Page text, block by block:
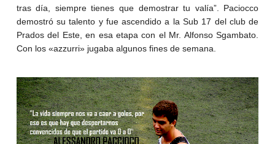
tras día, siempre tienes que demostrar tu valía”. Paciocco
demostró su talento y fue ascendido a la Sub 17 del club de
Prados del Este, en esa etapa con el Mr. Alfonso Sgambato.
Con los «azzurri» jugaba algunos fines de semana.